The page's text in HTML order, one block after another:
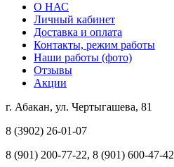
О НАС
Личный кабинет
Доставка и оплата
Контакты, режим работы
Наши работы (фото)
Отзывы
Акции
г. Абакан, ул. Чертыгашева, 81
8 (3902) 26-01-07
8 (901) 200-77-22, 8 (901) 600-47-42